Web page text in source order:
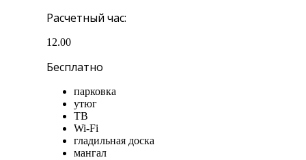
Расчетный час:
12.00
Бесплатно
парковка
утюг
ТВ
Wi-Fi
гладильная доска
мангал